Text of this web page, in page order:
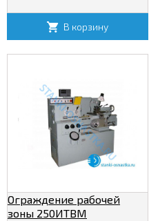
В корзину
Ограждение рабочей
зоны 250ИТВМ